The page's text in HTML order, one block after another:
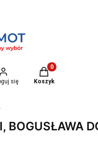
się
Produkty w
Koszyk
BOGUSŁAWA